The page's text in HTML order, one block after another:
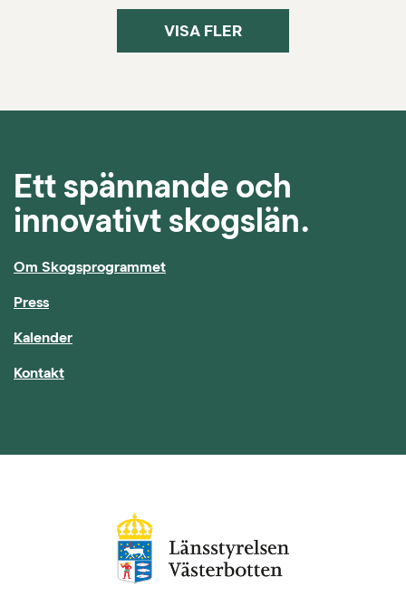
VISA FLER
Ett spännande och
innovativt skogslän.
Om Skogsprogrammet
Press
Kalender
Kontakt